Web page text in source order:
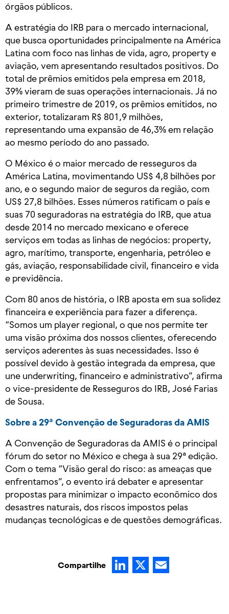
órgãos públicos.
A estratégia do IRB para o mercado internacional,
que busca oportunidades principalmente na América
Latina com foco nas linhas de vida, agro, property e
aviação, vem apresentando resultados positivos. Do
total de prêmios emitidos pela empresa em 2018,
39% vieram de suas operações internacionais. Já no
primeiro trimestre de 2019, os prêmios emitidos, no
exterior, totalizaram R$ 801,9 milhões,
representando uma expansão de 46,3% em relação
ao mesmo período do ano passado.
O México é o maior mercado de resseguros da
América Latina, movimentando US$ 4,8 bilhões por
ano, e o segundo maior de seguros da região, com
US$ 27,8 bilhões. Esses números ratificam o país e
suas 70 seguradoras na estratégia do IRB, que atua
desde 2014 no mercado mexicano e oferece
serviços em todas as linhas de negócios: property,
agro, marítimo, transporte, engenharia, petróleo e
gás, aviação, responsabilidade civil, financeiro e vida
e previdência.
Com 80 anos de história, o IRB aposta em sua solidez
financeira e experiência para fazer a diferença.
“Somos um player regional, o que nos permite ter
uma visão próxima dos nossos clientes, oferecendo
serviços aderentes às suas necessidades. Isso é
possível devido à gestão integrada da empresa, que
une underwriting, financeiro e administrativo”, afirma
o vice-presidente de Resseguros do IRB, José Farias
de Sousa.
Sobre a 29ª Convenção de Seguradoras da AMIS
A Convenção de Seguradoras da AMIS é o principal
fórum do setor no México e chega à sua 29ª edição.
Com o tema “Visão geral do risco: as ameaças que
enfrentamos”, o evento irá debater e apresentar
propostas para minimizar o impacto econômico dos
desastres naturais, dos riscos impostos pelas
mudanças tecnológicas e de questões demográficas.
Compartilhe LinkedIn
X